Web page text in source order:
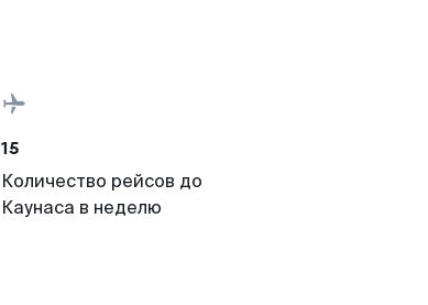
15
Количество рейсов до
Каунаса в неделю